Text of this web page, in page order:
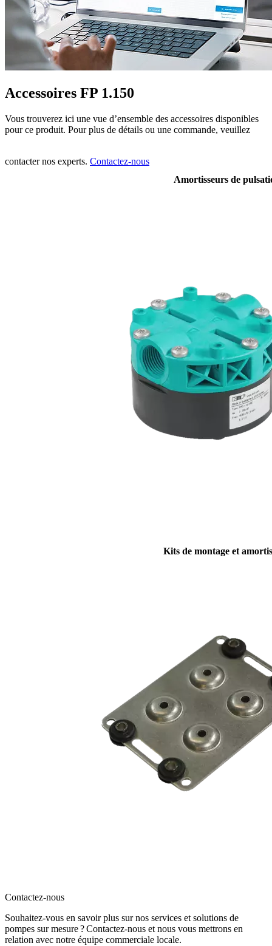
Accessoires FP 1.150
Vous trouverez ici une vue d’ensemble des accessoires disponibles
pour ce produit. Pour plus de détails ou une commande, veuillez
contacter nos experts. Contactez-nous
Amortisseurs de
Kits de montage et
Contactez-nous
Souhaitez-vous en savoir plus sur nos services et solutions de
pompes sur mesure ? Contactez-nous et nous vous mettrons en
relation avec notre équipe commerciale locale.